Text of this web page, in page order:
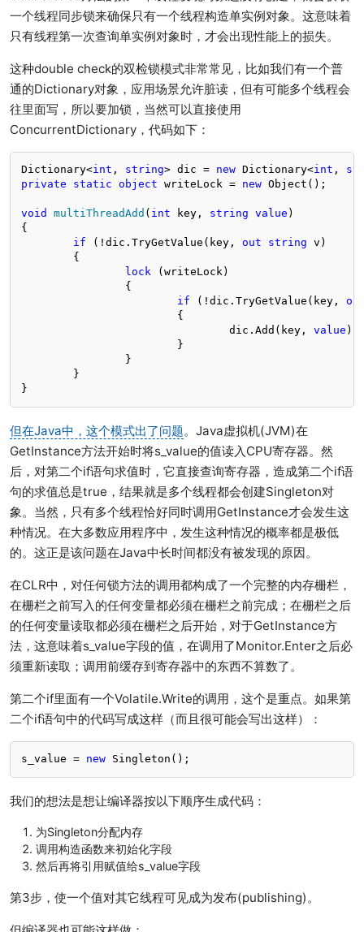
一个线程同步锁来确保只有一个线程构造单实例对象。这意味着
只有线程第一次查询单实例对象时，才会出现性能上的损失。
这种double check的双检锁模式非常常见，比如我们有一个普
通的Dictionary对象，应用场景允许脏读，但有可能多个线程会
往里面写，所以要加锁，当然可以直接使用
ConcurrentDictionary，代码如下：
Dictionary<int , string> dic = new Dictionary<int ,
private
static object writeLock = new Object();
void multiThreadAdd ( int key, string value )
{
if (!dic.TryGetValue(key, out string v)
lock (writeLock)
if (!dic.TryGetValue(key,
				dic.Add(key,
value );
}
但在Java中，这个模式出了问题。Java虚拟机(JVM)在
GetInstance方法开始时将s_value的值读入CPU寄存器。然
后，对第二个if语句求值时，它直接查询寄存器，造成第二个if语
句的求值总是true，结果就是多个线程都会创建Singleton对
象。当然，只有多个线程恰好同时调用GetInstance才会发生这
种情况。在大多数应用程序中，发生这种情况的概率都是极低
的。这正是该问题在Java中长时间都没有被发现的原因。
在CLR中，对任何锁方法的调用都构成了一个完整的内存栅栏，
在栅栏之前写入的任何变量都必须在栅栏之前完成；在栅栏之后
的任何变量读取都必须在栅栏之后开始，对于GetInstance方
法，这意味着s_value字段的值，在调用了Monitor.Enter之后必
须重新读取；调用前缓存到寄存器中的东西不算数了。
第二个if里面有一个Volatile.Write的调用，这个是重点。如果第
二个if语句中的代码写成这样（而且很可能会写出这样）：
s_value = new Singleton();
我们的想法是想让编译器按以下顺序生成代码：
为Singleton分配内存
调用构造函数来初始化字段
然后再将引用赋值给s_value字段
第3步，使一个值对其它线程可见成为发布(publishing)。